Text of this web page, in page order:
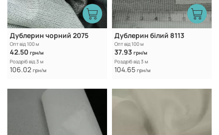
Дублерин чорний 2075
Опт від 100 м
42.50 грн/м
Роздріб від 3 м
106.02 грн/м
Дублерин білий 8113
Опт від 100 м
37.93 грн/м
Роздріб від 3 м
104.65 грн/м